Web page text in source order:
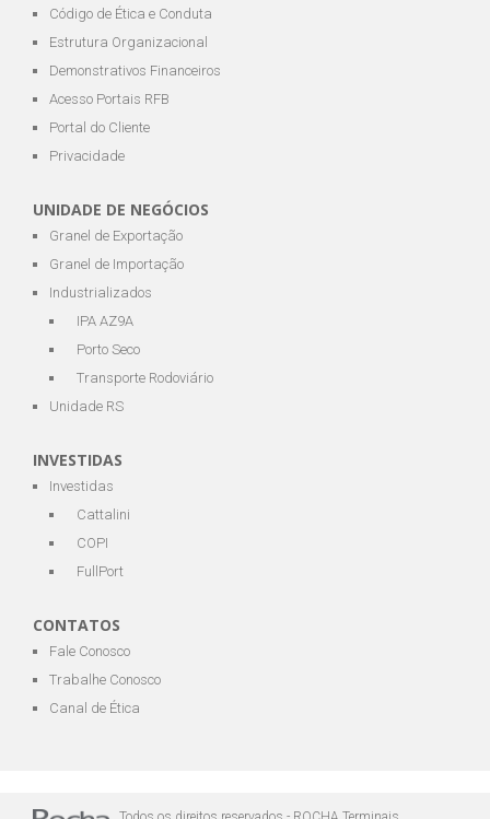
Código de Ética e Conduta
Estrutura Organizacional
Demonstrativos Financeiros
Acesso Portais RFB
Portal do Cliente
Privacidade
UNIDADE DE NEGÓCIOS
Granel de Exportação
Granel de Importação
Industrializados
IPA AZ9A
Porto Seco
Transporte Rodoviário
Unidade RS
INVESTIDAS
Investidas
Cattalini
COPI
FullPort
CONTATOS
Fale Conosco
Trabalhe Conosco
Canal de Ética